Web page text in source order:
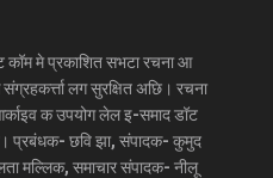
कॉम मे प्रकाशित सभटा रचना आ
लग सुरक्षित अछि। रचना
क उपयोग लेल इ-समाद डॉट
प्रबंधक- छवि झा, संपादक- कुमुद
मल्लिक, समाचार संपादक- नीलू